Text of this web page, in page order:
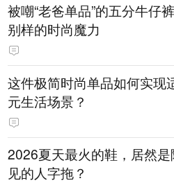
被嘲“老爸单品”的五分牛仔
别样的时尚魔力
这件极简时尚单品如何实现
元生活场景？
2026夏天最火的鞋，居然
见的人字拖？